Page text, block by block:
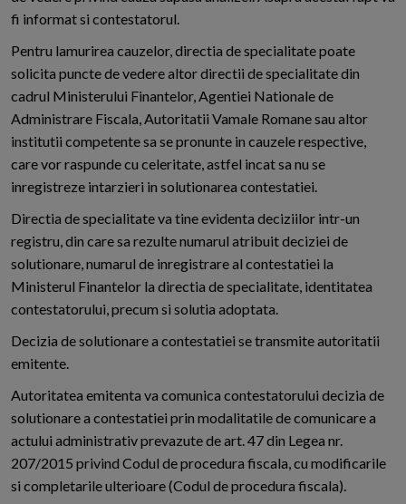
fi informat si contestatorul.
Pentru lamurirea cauzelor, directia de specialitate poate
solicita puncte de vedere altor directii de specialitate din
cadrul Ministerului Finantelor, Agentiei Nationale de
Administrare Fiscala, Autoritatii Vamale Romane sau altor
institutii competente sa se pronunte in cauzele respective,
care vor raspunde cu celeritate, astfel incat sa nu se
inregistreze intarzieri in solutionarea contestatiei.
Directia de specialitate va tine evidenta deciziilor intr-un
registru, din care sa rezulte numarul atribuit deciziei de
solutionare, numarul de inregistrare al contestatiei la
Ministerul Finantelor la directia de specialitate, identitatea
contestatorului, precum si solutia adoptata.
Decizia de solutionare a contestatiei se transmite autoritatii
emitente.
Autoritatea emitenta va comunica contestatorului decizia de
solutionare a contestatiei prin modalitatile de comunicare a
actului administrativ prevazute de art. 47 din Legea nr.
207/2015 privind Codul de procedura fiscala, cu modificarile
si completarile ulterioare (Codul de procedura fiscala).